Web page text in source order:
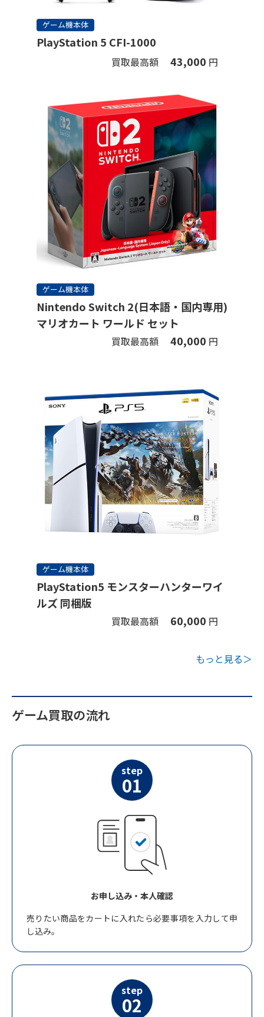
ゲーム機本体
PlayStation 5 CFI-1000
買取最高額 43,000 円
ゲーム機本体
Nintendo Switch 2(日本語・国内専用)
マリオカート ワールド セット
買取最高額 40,000 円
ゲーム機本体
PlayStation5 モンスターハンターワイ
ルズ 同梱版
買取最高額 60,000 円
もっと見る＞
ゲーム買取の流れ
step
01
お申し込み・本人確認
売りたい商品をカートに入れたら必要事項を入力して申
し込み。
step
02